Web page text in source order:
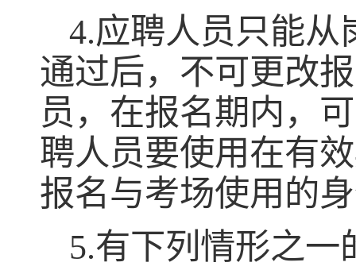
4.应聘人员只能从
通过后，不可更改
员，在报名期内，
聘人员要使用在有
报名与考场使用的
5.有下列情形之一